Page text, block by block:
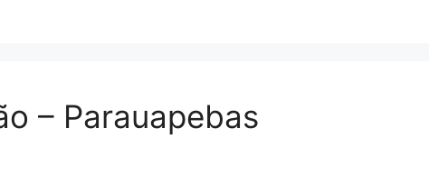
– Parauapebas